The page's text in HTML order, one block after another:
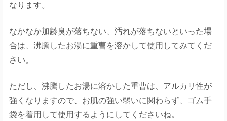
なります。
なかなか加齢臭が落ちない、汚れが落ちないといった場
合は、沸騰したお湯に重曹を溶かして使用してみてくだ
さい。
ただし、沸騰したお湯に溶かした重曹は、アルカリ性が
強くなりますので、お肌の強い弱いに関わらず、ゴム手
袋を着用して使用するようにしてくださいね。